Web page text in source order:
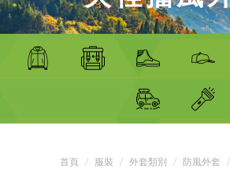
首頁 服裝 外套類別 防風外套